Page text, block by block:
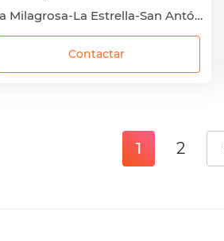
La Milagrosa-La Estrella-San Antón, Albacete Capital, Albacete
Contactar
1 2